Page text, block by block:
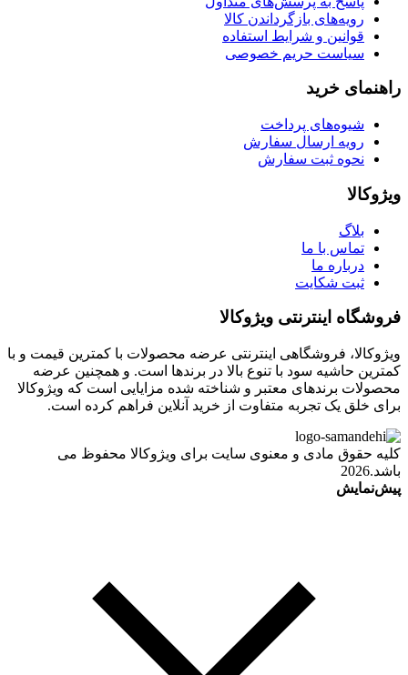
رویه‌های بازگرداندن کالا
قوانین و شرایط استفاده
سیاست حریم خصوصی
راهنمای خرید
شیوه‌های پرداخت
رویه ارسال سفارش
نحوه ثبت سفارش
ویژوکالا
بلاگ
تماس با ما
درباره ما
ثبت شکایت
فروشگاه اینترنتی ویژوکالا
ویژوکالا، فروشگاهی اینترنتی عرضه محصولات با کمترین قیمت و با
کمترین حاشیه سود با تنوع بالا در برندها است. و همچنین عرضه
محصولات برندهای معتبر و شناخته شده مزایایی است که ویژوکالا
برای خلق یک تجربه متفاوت از خرید آنلاین فراهم کرده است.
کلیه حقوق مادی و معنوی سایت برای ویژوکالا محفوظ می
باشد.2026
پیش‌نمایش